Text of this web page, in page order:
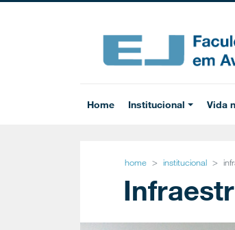
Home Institucional Vida
home institucional